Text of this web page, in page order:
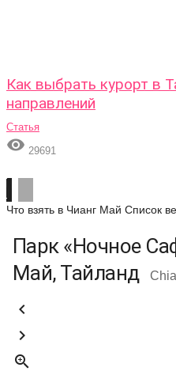
Как выбрать курорт в
направлений
Статья
 29691
Что взять в Чианг Май Список
Парк «Ночное
Май, Тайланд


